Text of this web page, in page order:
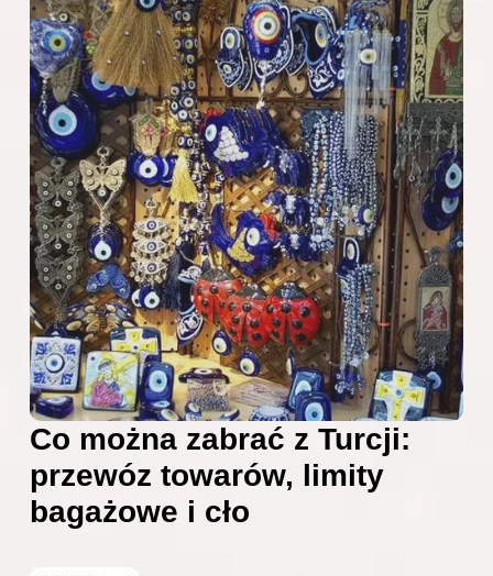
Co można zabrać z Turcji:
przewóz towarów, limity
bagażowe i cło